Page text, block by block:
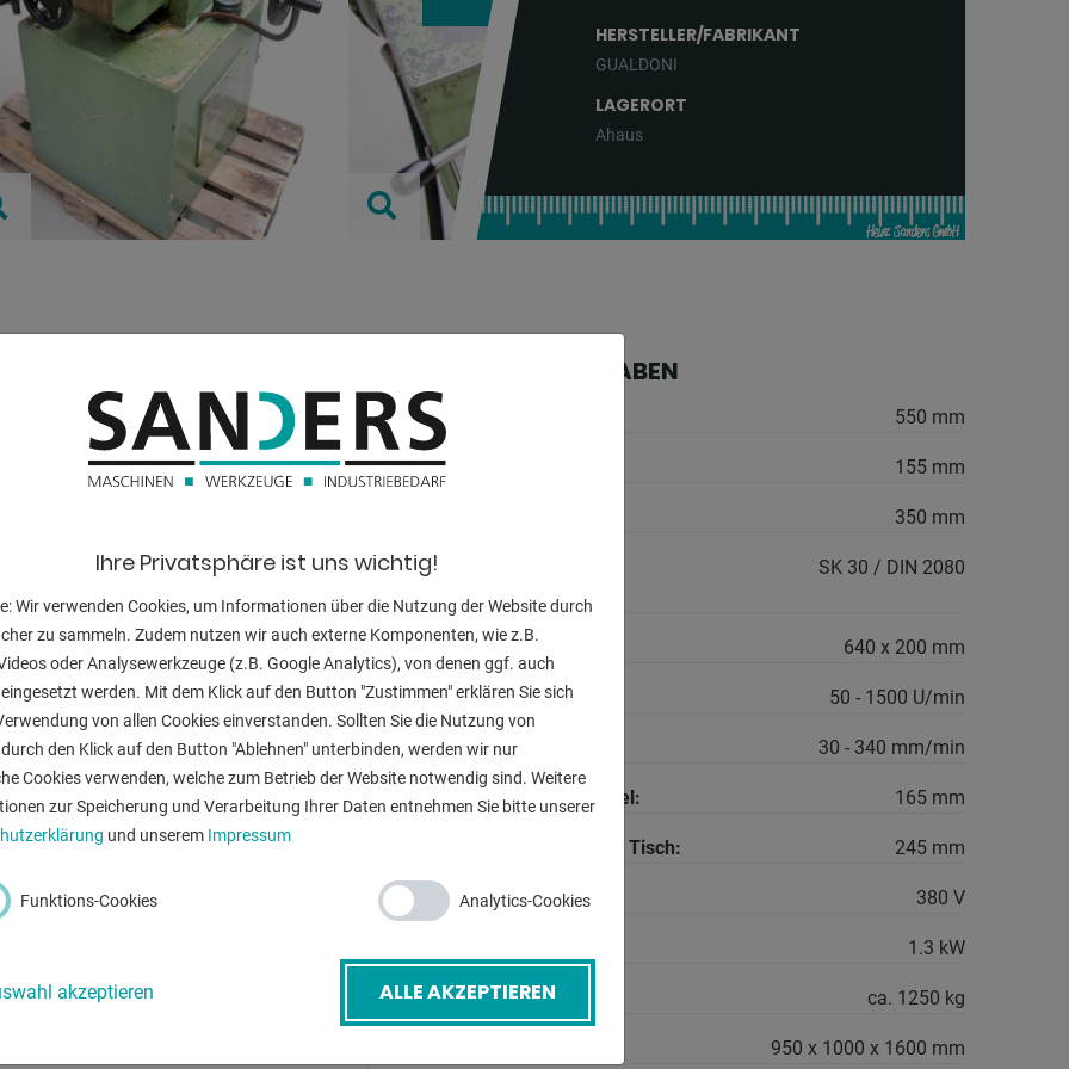
HERSTELLER/FABRIKANT
GUALDONI
LAGERORT
Ahaus
Mail*
*
TECHNISCHE ANGABEN
x-Weg: 550 mm
y-Weg: 155 mm
350 mm
Aufnahmekegel der
Hauptspindel:
SK 30 / DIN 2080
Tischaufspannfläche: 640 x 200 mm
Drehzahl: 50 - 1500 U/min
Vorschübe: 30 - 340 mm/min
Ausladung der Frässpindel: 165 mm
Abstand Spindelnase und Tisch: 245 mm
Spannung: 380 V
1.3 kW
Gewicht: ca. 1250 kg
950 x 1000 x 1600 mm
Ihre Privatsphäre ist uns wichtig!
Wir verwenden Cookies, um Informationen über die Nutzung der Website durch
zu sammeln. Zudem nutzen wir auch externe Komponenten, wie z.B.
oder Analysewerkzeuge (z.B. Google Analytics), von denen ggf. auch
werden. Mit dem Klick auf den Button "Zustimmen" erklären Sie sich
von allen Cookies einverstanden. Sollten Sie die Nutzung von
den Klick auf den Button "Ablehnen" unterbinden, werden wir nur
Cookies verwenden, welche zum Betrieb der Website notwendig sind. Weitere
zur Speicherung und Verarbeitung Ihrer Daten entnehmen Sie bitte unserer
und unserem Impressum
Funktions-Cookies Analytics-Cookies
ALLE AKZEPTIEREN
akzeptieren